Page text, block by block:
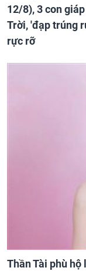
12/8), 3 con
Trời, 'đạp trúng
rực rỡ
Thần Tài phù hộ